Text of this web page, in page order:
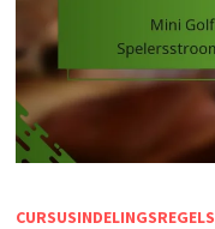
CURSUSINDELINGSREGELS